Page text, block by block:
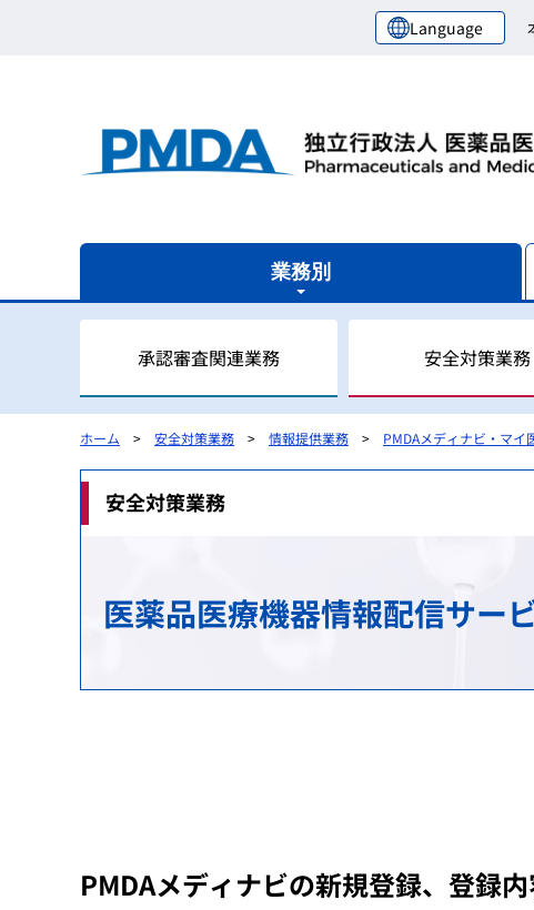
Language
業務別
承認審査関連業務
審査関連業務の概要
安全対策業務
安全対策業務の概要
健康被害救済業務の概要
HIV感染者、エイズ発症者に対する健康管理費用等
レギュラトリーサイエンスセンターの概要
国際関係業務の概要
ホーム 安全対策業務 情報提供業務 PMDAメディナビ・マイ
安全対策業務
医薬品医療機器情報配信サー
PMDAメディナビの新規登録、登録